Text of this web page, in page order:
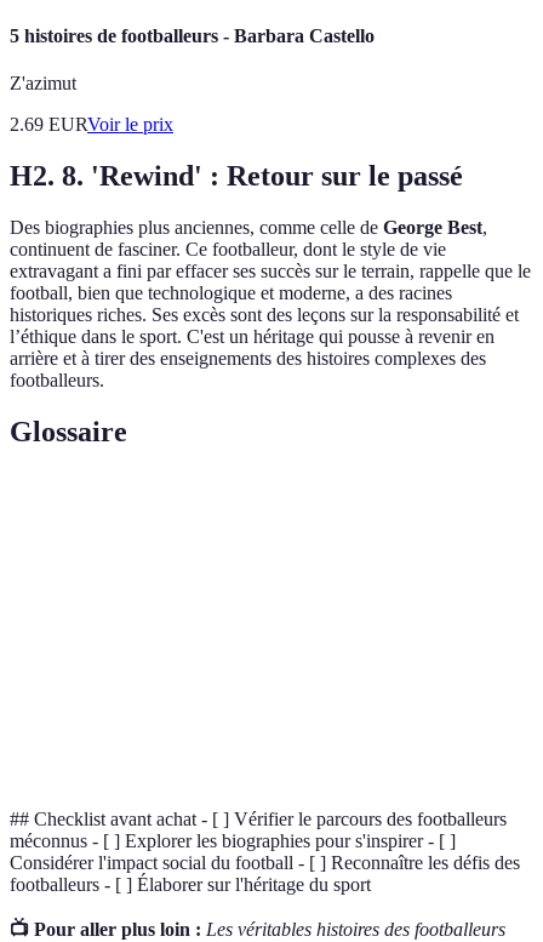
5 histoires de footballeurs - Barbara Castello
Z'azimut
2.69 EURVoir le prix
H2. 8. 'Rewind' : Retour sur le passé
Des biographies plus anciennes, comme celle de George Best,
continuent de fasciner. Ce footballeur, dont le style de vie
extravagant a fini par effacer ses succès sur le terrain, rappelle que le
football, bien que technologique et moderne, a des racines
historiques riches. Ses excès sont des leçons sur la responsabilité et
l’éthique dans le sport. C'est un héritage qui pousse à revenir en
arrière et à tirer des enseignements des histoires complexes des
footballeurs.
Glossaire
## Checklist avant achat - [ ] Vérifier le parcours des footballeurs
méconnus - [ ] Explorer les biographies pour s'inspirer - [ ]
Considérer l'impact social du football - [ ] Reconnaître les défis des
footballeurs - [ ] Élaborer sur l'héritage du sport
📺 Pour aller plus loin : Les véritables histoires des footballeurs